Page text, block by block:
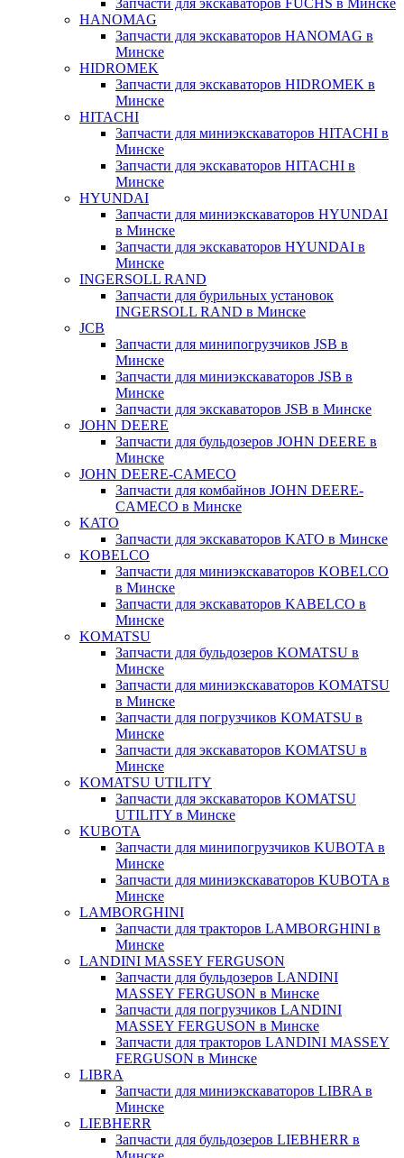
Запчасти для экскаваторов FUCHS в Минске
HANOMAG
Запчасти для экскаваторов HANOMAG в
Минске
HIDROMEK
Запчасти для экскаваторов HIDROMEK в
Минске
HITACHI
Запчасти для миниэкскаваторов HITACHI в
Минске
Запчасти для экскаваторов HITACHI в
Минске
HYUNDAI
Запчасти для миниэкскаваторов HYUNDAI
в Минске
Запчасти для экскаваторов HYUNDAI в
Минске
INGERSOLL RAND
Запчасти для бурильных установок
INGERSOLL RAND в Минске
JCB
Запчасти для минипогрузчиков JSB в
Минске
Запчасти для миниэкскаваторов JSB в
Минске
Запчасти для экскаваторов JSB в Минске
JOHN DEERE
Запчасти для бульдозеров JOHN DEERE в
Минске
JOHN DEERE-CAMECO
Запчасти для комбайнов JOHN DEERE-
CAMECO в Минске
KATO
Запчасти для экскаваторов KATO в Минске
KOBELCO
Запчасти для миниэкскаваторов KOBELCO
в Минске
Запчасти для экскаваторов KABELCO в
Минске
KOMATSU
Запчасти для бульдозеров KOMATSU в
Минске
Запчасти для миниэкскаваторов KOMATSU
в Минске
Запчасти для погрузчиков KOMATSU в
Минске
Запчасти для экскаваторов KOMATSU в
Минске
KOMATSU UTILITY
Запчасти для экскаваторов KOMATSU
UTILITY в Минске
KUBOTA
Запчасти для минипогрузчиков KUBOTA в
Минске
Запчасти для миниэкскаваторов KUBOTA в
Минске
LAMBORGHINI
Запчасти для тракторов LAMBORGHINI в
Минске
LANDINI MASSEY FERGUSON
Запчасти для бульдозеров LANDINI
MASSEY FERGUSON в Минске
Запчасти для погрузчиков LANDINI
MASSEY FERGUSON в Минске
Запчасти для тракторов LANDINI MASSEY
FERGUSON в Минске
LIBRA
Запчасти для миниэкскаваторов LIBRA в
Минске
LIEBHERR
Запчасти для бульдозеров LIEBHERR в